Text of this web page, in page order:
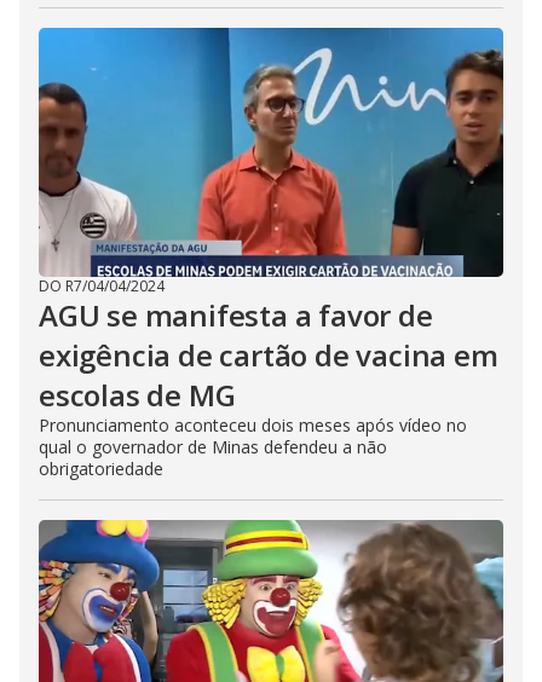
DO R7/04/04/2024
AGU se manifesta a favor de
exigência de cartão de vacina em
escolas de MG
Pronunciamento aconteceu dois meses após vídeo no
qual o governador de Minas defendeu a não
obrigatoriedade